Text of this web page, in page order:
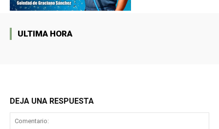
ULTIMA HORA
DEJA UNA RESPUESTA